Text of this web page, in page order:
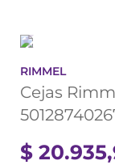
RIMMEL
Cejas
$ 20.935,